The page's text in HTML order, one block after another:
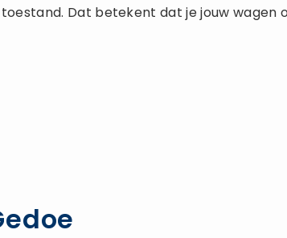
Dat betekent dat je jouw wagen